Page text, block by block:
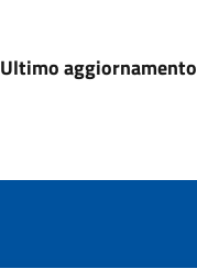
Ultimo aggiornamento